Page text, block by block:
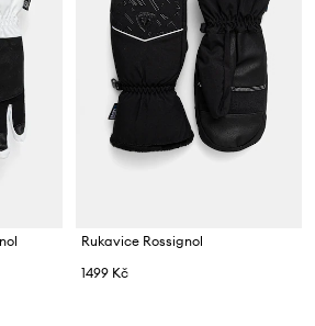
Rukavice Rossignol
1499 Kč